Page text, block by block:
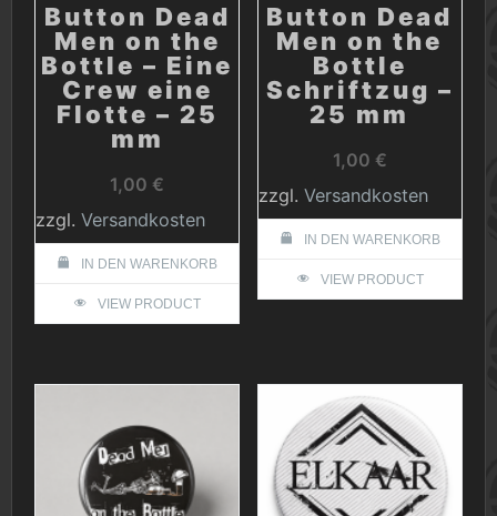
Button Dead
Men on the
Bottle – Eine
Crew eine
Flotte – 25
mm
1,00€
zzgl. Versandkosten
IN DEN WARENKORB
VIEW PRODUCT
Button Dead
Men on the
Bottle
Schriftzug –
25 mm
1,00 €
zzgl. Versandkosten
IN DEN WARENKORB
VIEW PRODUCT